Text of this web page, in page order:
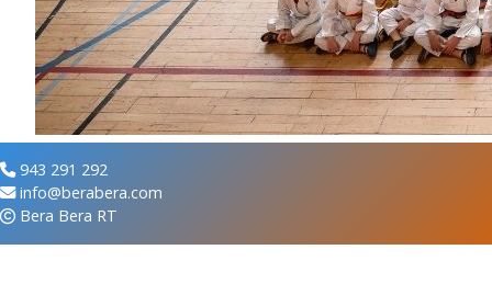
943 291 292
info@berabera.com
Bera Bera RT